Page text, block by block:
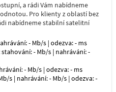
a rádi Vám nabídneme
Pro klienty z oblastí bez
nabídneme stabilní satelitní
- Mb/s | odezva: - ms
stahování: - Mb/s | nahrávání: -
- Mb/s | odezva: - ms
s | nahrávání: - Mb/s | odezva: -